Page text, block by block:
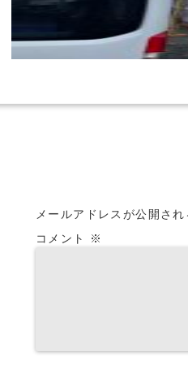
メールアドレスが公開され
コメント
※